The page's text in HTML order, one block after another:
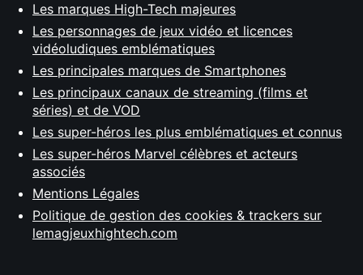
Les marques High-Tech majeures
Les personnages de jeux vidéo et licences
vidéoludiques emblématiques
Les principales marques de Smartphones
Les principaux canaux de streaming (films et
séries) et de VOD
Les super-héros les plus emblématiques et connus
Les super-héros Marvel célèbres et acteurs
associés
Mentions Légales
Politique de gestion des cookies & trackers sur
lemagjeuxhightech.com